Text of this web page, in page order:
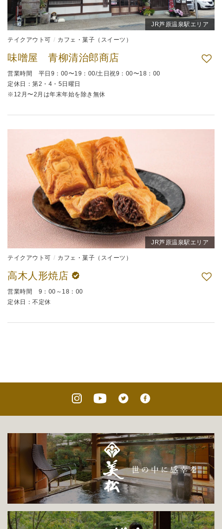
JR芦原温泉駅エリア
テイクアウト可 カフェ・菓子（スイーツ）
味噌屋 青柳清治郎商店
営業時間 平日9：00〜19：00/土日祝9：00〜18：00
定休日：第2・4・5日曜日
※12月〜2月は年末年始を除き無休
JR芦原温泉駅エリア
テイクアウト可 カフェ・菓子（スイーツ）
高木人形焼店
営業時間 9：00～18：00
定休日：不定休